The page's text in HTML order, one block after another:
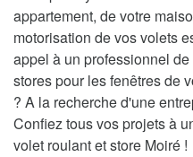
appartement, de votre
motorisation de vos volets
appel à un professionnel
stores pour les fenêtres de
? A la recherche d'une
Confiez tous vos projets à
volet roulant et store Moiré !